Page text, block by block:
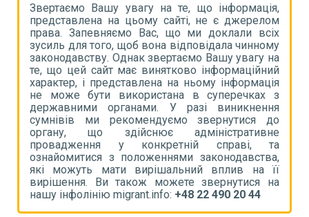
Звертаємо Вашу увагу на те, що інформація,
представлена на цьому сайті, не є джерелом
права. Запевняємо Вас, що ми доклали всіх
зусиль для того, щоб вона відповідала чинному
законодавству. Однак звертаємо Вашу увагу на
те, що цей сайт має винятково інформаційний
характер, і представлена на ньому інформація
не може бути використана в суперечках з
державними органами. У разі виникнення
сумнівів ми рекомендуємо звернутися до
органу, що здійснює адміністративне
провадження у конкретній справі, та
ознайомитися з положеннями законодавства,
які можуть мати вирішальний вплив на її
вирішення. Ви також можете звернутися на
нашу інфолінію migrant.info: +48 22 490 20 44